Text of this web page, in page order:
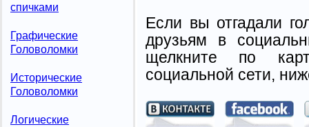
спичками
Графические
Головоломки
Исторические
Головоломки
Логические
Если вы отгадали
друзьям в
щелкните по
социальной сети,